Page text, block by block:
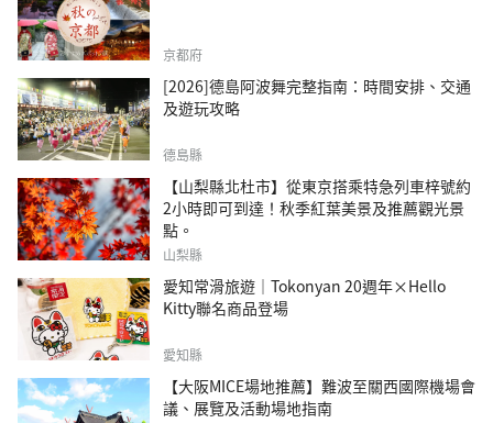
京都府
[2026]德島阿波舞完整指南：時間安排、交通
及遊玩攻略
德島縣
【山梨縣北杜市】從東京搭乘特急列車梓號約
2小時即可到達！秋季紅葉美景及推薦觀光景
點。
山梨縣
愛知常滑旅遊｜Tokonyan 20週年×Hello
Kitty聯名商品登場
愛知縣
【大阪MICE場地推薦】難波至關西國際機場會
議、展覽及活動場地指南